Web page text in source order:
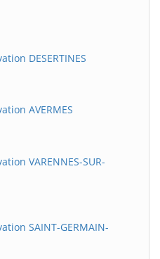
DESERTINES
AVERMES
VARENNES-SUR-
SAINT-GERMAIN-